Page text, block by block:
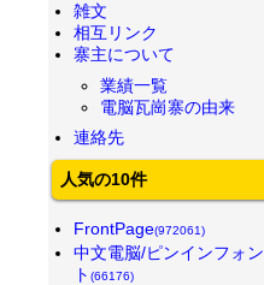
雑文
相互リンク
寨主について
業績一覧
電脳瓦崗寨の由来
連絡先
人気の10件
FrontPage(972061)
中文電脳/ピンインフォン
ト(66176)